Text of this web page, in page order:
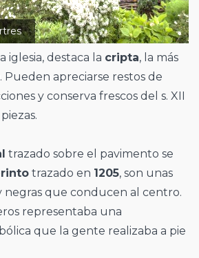
iglesia, destaca la cripta, la más
Pueden apreciarse restos de
y conserva frescos del s. XII
trazado sobre el pavimento se
trazado en 1205, son unas
negras que conducen al centro.
representaba una
que la gente realizaba a pie